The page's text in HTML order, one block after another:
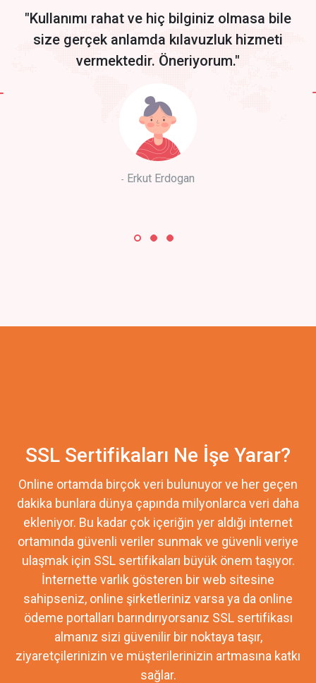
"Kullanımı rahat ve hiç bilginiz olmasa bile
size gerçek anlamda kılavuzluk hizmeti
vermektedir. Öneriyorum."
Erkut Erdogan
SSL Sertifikaları Ne İşe Yarar?
Online ortamda birçok veri bulunuyor ve her geçen
dakika bunlara dünya çapında milyonlarca veri daha
ekleniyor. Bu kadar çok içeriğin yer aldığı internet
ortamında güvenli veriler sunmak ve güvenli veriye
ulaşmak için SSL sertifikaları büyük önem taşıyor.
İnternette varlık gösteren bir web sitesine
sahipseniz, online şirketleriniz varsa ya da online
ödeme portalları barındırıyorsanız SSL sertifikası
almanız sizi güvenilir bir noktaya taşır,
ziyaretçilerinizin ve müşterilerinizin artmasına katkı
sağlar.